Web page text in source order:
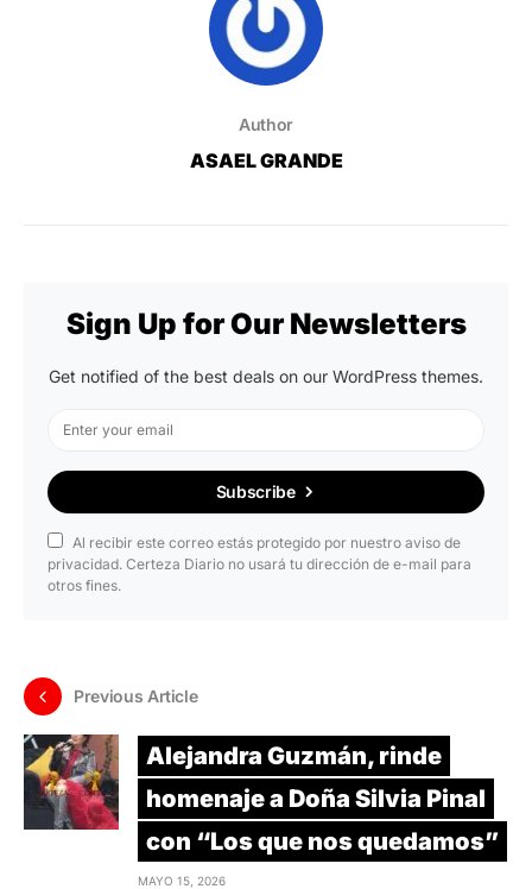
Author
ASAEL GRANDE
Sign Up for Our Newsletters
Get notified of the best deals on our WordPress themes.
Subscribe
Al recibir este correo estás protegido por nuestro aviso de
privacidad. Certeza Diario no usará tu dirección de e-mail para
otros fines.
Previous Article
Alejandra Guzmán, rinde
homenaje a Doña Silvia Pinal
con “Los que nos quedamos”
MAYO 15, 2026